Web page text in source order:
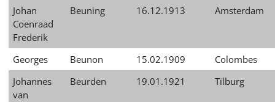
Dansk
Italiano
Johan
Coenraad
Frederik
Beuning 16.12.1913 Amsterdam
Georges Beunon 15.02.1909
Colombes
Johannes
van
Beurden 19.01.1921 Tilburg